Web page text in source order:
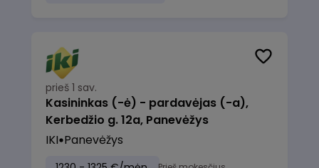
prieš 1 sav.
Kasininkas (-ė) - pardavėjas (-a),
Kerbedžio g. 12a, Panevėžys
IKI Panevėžys